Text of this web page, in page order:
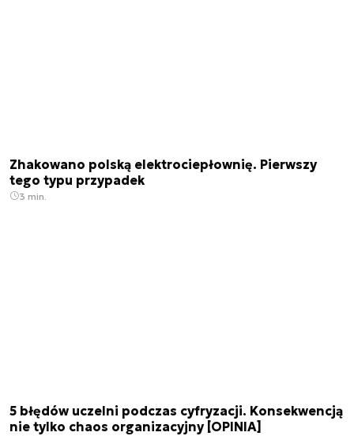
Zhakowano polską elektrociepłownię. Pierwszy
tego typu przypadek
3 min.
5 błędów uczelni podczas cyfryzacji. Konsekwencją
nie tylko chaos organizacyjny [OPINIA]